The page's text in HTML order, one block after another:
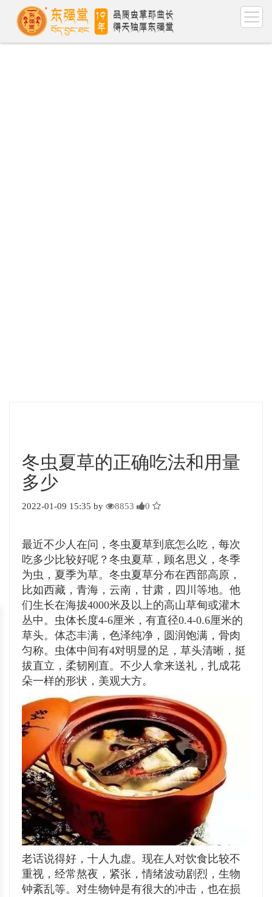
冬虫夏草的正确吃法和用量
多少
2022-01-09 15:35 by 8853 0
最近不少人在问，冬虫夏草到底怎么吃，每次
吃多少比较好呢？冬虫夏草，顾名思义，冬季
为虫，夏季为草。冬虫夏草分布在西部高原，
比如西藏，青海，云南，甘肃，四川等地。他
们生长在海拔4000米及以上的高山草甸或灌木
丛中。虫体长度4-6厘米，有直径0.4-0.6厘米的
草头。体态丰满，色泽纯净，圆润饱满，骨肉
匀称。虫体中间有4对明显的足，草头清晰，挺
拔直立，柔韧刚直。不少人拿来送礼，扎成花
朵一样的形状，美观大方。
老话说得好，十人九虚。现在人对饮食比较不
重视，经常熬夜，紧张，情绪波动剧烈，生物
钟紊乱等。对生物钟是有很大的冲击，也在损